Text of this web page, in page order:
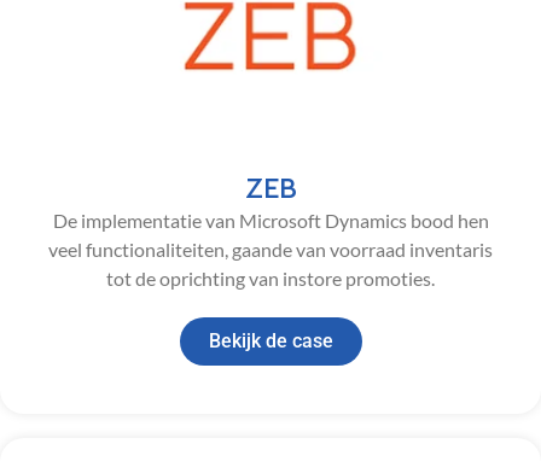
ZEB
De implementatie van Microsoft Dynamics bood hen
veel functionaliteiten, gaande van voorraad inventaris
tot de oprichting van instore promoties.
Bekijk de case